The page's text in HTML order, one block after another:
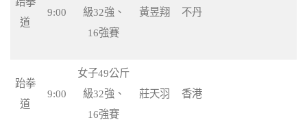
道
9:00
級32強、
16強賽
黃昱翔 不丹
跆拳
道
9:00
女子49公斤
級32強、
16強賽
莊天羽 香港